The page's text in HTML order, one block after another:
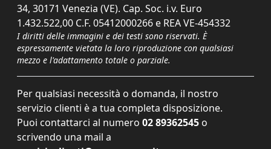
34, 30171 Venezia (VE). Cap. Soc. i.v. Euro
1.432.522,00 C.F. 05412000266 e REA VE-454332
I diritti delle immagini e dei testi sono riservati. È
espressamente vietata la loro riproduzione con qualsiasi
mezzo e l'adattamento totale o parziale.
Per qualsiasi necessità o domanda, il nostro
servizio clienti è a tua completa disposizione.
Puoi contattarci al numero 02 89362545 o
scrivendo una mail a